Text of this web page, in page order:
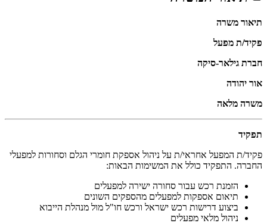
תיאור משרה
פקיד/ת מפעל
חברת גילאר-סיקה
אור יהודה
משרה מלאה
תפקיד
פקיד/ת המפעל אחראי/ת על ניהול אספקת חומרי הגלם וסחורות למפעלי
החברה. התפקיד כולל את המשימות הבאות:
הזמנת רכש עבור סחורה ישירה למפעלים
תיאום אספקות למפעלים מהספקים השונים
ביצוע דרישות רכש ישראל ורכש חו"ל מול מנהלת הייבוא
ניהול מלאי מפעלים